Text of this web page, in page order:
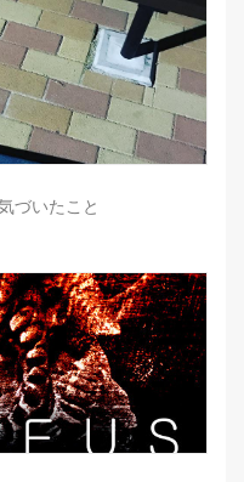
づいたこと